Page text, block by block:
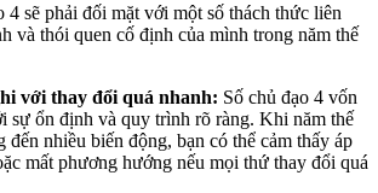
4 sẽ phải đối mặt với một số thách thức liên
và thói quen cố định của mình trong năm thế
với thay đổi quá nhanh: Số chủ đạo 4 vốn
sự ổn định và quy trình rõ ràng. Khi năm thế
đến nhiều biến động, bạn có thể cảm thấy áp
mất phương hướng nếu mọi thứ thay đổi quá